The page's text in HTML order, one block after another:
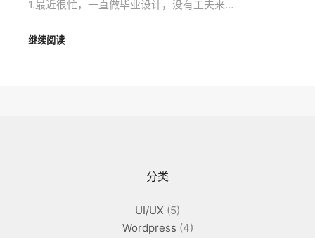
1.最近很忙，一直做毕业设计，没有工夫来…
继续阅读
分类
UI/UX (5)
Wordpress (4)